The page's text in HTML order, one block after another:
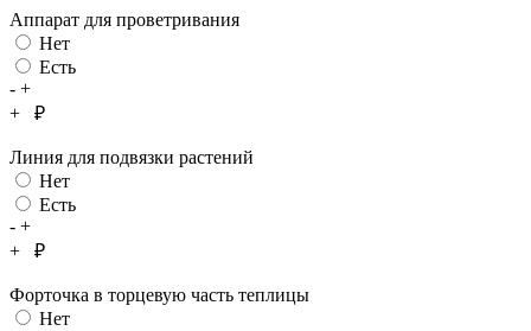
Аппарат для проветривания
Нет
Есть
- +
+
₽
Линия для подвязки растений
Нет
Есть
- +
+
₽
Форточка в торцевую часть теплицы
Нет